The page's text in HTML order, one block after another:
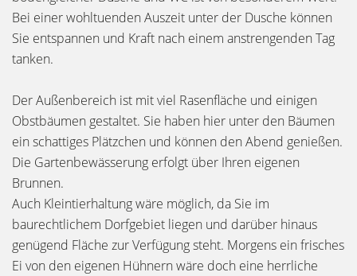
Bei einer wohltuenden Auszeit unter der Dusche können
Sie entspannen und Kraft nach einem anstrengenden Tag
tanken.
Der Außenbereich ist mit viel Rasenfläche und einigen
Obstbäumen gestaltet. Sie haben hier unter den Bäumen
ein schattiges Plätzchen und können den Abend genießen.
Die Gartenbewässerung erfolgt über Ihren eigenen
Brunnen.
Auch Kleintierhaltung wäre möglich, da Sie im
baurechtlichem Dorfgebiet liegen und darüber hinaus
genügend Fläche zur Verfügung steht. Morgens ein frisches
Ei von den eigenen Hühnern wäre doch eine herrliche